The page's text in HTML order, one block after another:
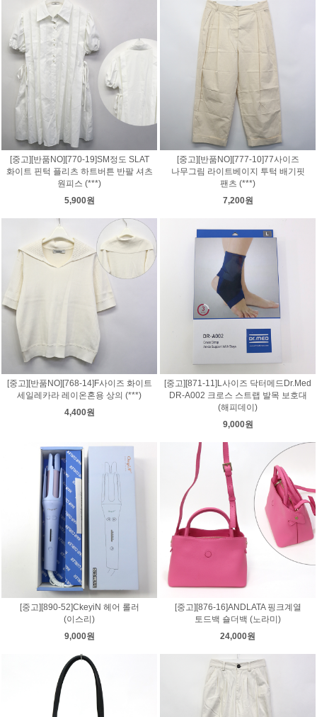
[중고][반품NO][770-19]SM정도 SLAT
화이트 핀턱 플리츠 하트버튼 반팔 셔츠
원피스 (***)
5,900원
[중고][반품NO][777-10]77사이즈
나무그림 라이트베이지 투턱 배기핏
팬츠 (***)
7,200원
[중고][반품NO][768-14]F사이즈 화이트
세일레카라 레이온혼용 상의 (***)
4,400원
[중고][871-11]L사이즈 닥터메드Dr.Med
DR-A002 크로스 스트랩 발목 보호대
(해피데이)
9,000원
[중고][890-52]CkeyiN 헤어 롤러
(이스리)
9,000원
[중고][876-16]ANDLATA 핑크계열
토드백 숄더백 (노라미)
24,000원